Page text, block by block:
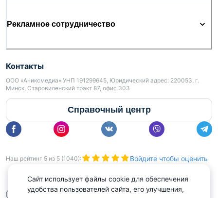
Рекламное сотрудничество
Контакты
ООО «Аниксмедиа» УНП 191299645, Юридический адрес: 220053, г.
Минск, Старовиленский тракт 87, офис 303
Справочный центр
Наш рейтинг 5 из 5 (1040): Войдите чтобы оценить
Сайт использует файлы cookie для обеспечения
удобства пользователей сайта, его улучшения,